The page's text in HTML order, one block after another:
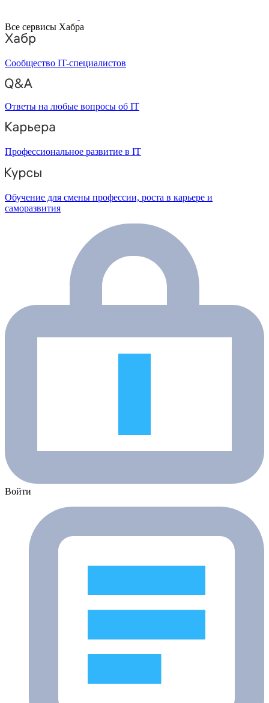
Все сервисы Хабра
Сообщество IT-специалистов
Ответы на любые вопросы об IT
Профессиональное развитие в IT
Обучение для смены профессии, роста в карьере и
саморазвития
Войти